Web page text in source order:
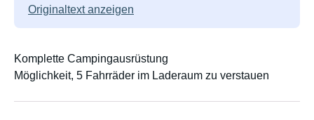
Originaltext anzeigen
Komplette Campingausrüstung
Möglichkeit, 5 Fahrräder im Laderaum zu verstauen